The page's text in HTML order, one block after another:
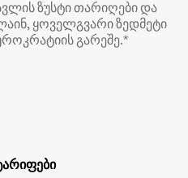
ზუსტი თარიღები და
ყოველგვარი ზედმეტი
გარეშე.*